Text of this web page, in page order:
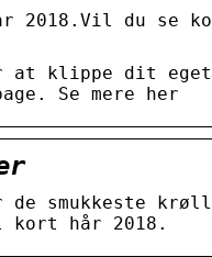
2018.Vil du se
at klippe dit
Se mere her
smukkeste
hår 2018.